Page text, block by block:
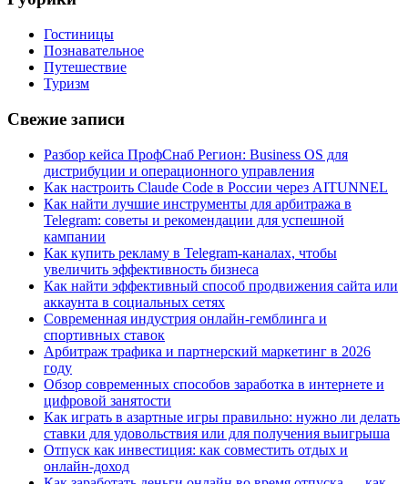
Гостиницы
Познавательное
Путешествие
Туризм
Свежие записи
Разбор кейса ПрофСнаб Регион: Business OS для
дистрибуции и операционного управления
Как настроить Claude Code в России через AITUNNEL
Как найти лучшие инструменты для арбитража в
Telegram: советы и рекомендации для успешной
кампании
Как купить рекламу в Telegram-каналах, чтобы
увеличить эффективность бизнеса
Как найти эффективный способ продвижения сайта или
аккаунта в социальных сетях
Современная индустрия онлайн-гемблинга и
спортивных ставок
Арбитраж трафика и партнерский маркетинг в 2026
году
Обзор современных способов заработка в интернете и
цифровой занятости
Как играть в азартные игры правильно: нужно ли делать
ставки для удовольствия или для получения выигрыша
Отпуск как инвестиция: как совместить отдых и
онлайн-доход